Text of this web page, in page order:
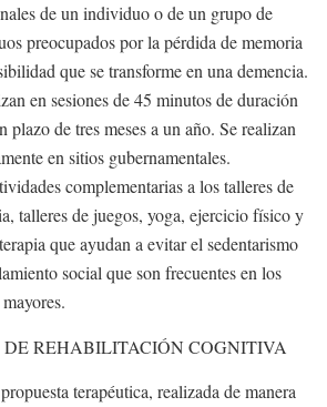
de un individuo o de un grupo de
preocupados por la pérdida de memoria
que se transforme en una demencia.
en sesiones de 45 minutos de duración
plazo de tres meses a un año. Se realizan
en sitios gubernamentales.
complementarias a los talleres de
talleres de juegos, yoga, ejercicio físico y
que ayudan a evitar el sedentarismo
social que son frecuentes en los
REHABILITACIÓN COGNITIVA
terapéutica, realizada de manera